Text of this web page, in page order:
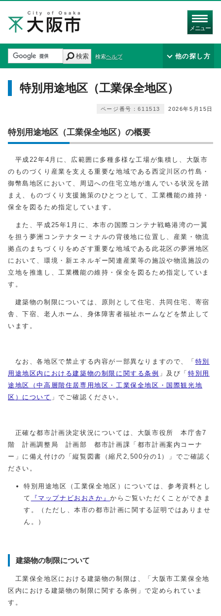
メニュー
検索 検索ヘルプ 他の探し方
特別用途地区（工業保全地区）
2026年5月15日
ページ番号：611513
特別用途地区（工業保全地区）の概要
平成22年4月に、広範囲に多種多様な工場が集積し、大阪市
のものづくり産業を支える重要な地域である西淀川区の竹島・
御幣島地区において、周辺への住宅立地が進んでいる状況を踏
まえ、ものづくり支援施策のひとつとして、工業機能の維持・
保全を図るため指定しています。
また、平成25年1月に、本市の国際コンテナ戦略港湾の一翼
を担う夢洲コンテナターミナルの背後地に位置し、産業・物流
拠点のまちづくりをめざす重要な地域である此花区の夢洲地区
において、環境・新エネルギー関連産業等の施設や物流施設の
立地を推進し、工業機能の維持・保全を図るため指定していま
す。
建築物の制限については、原則として住宅、共同住宅、寄宿
舎、下宿、老人ホーム、身体障害者福祉ホームなどを禁止して
います。
なお、各地区で禁止する内容が一部異なりますので、「 特別
用途地区内における建築物の制限に関する条例 」及び「特別用
途地区（中高層階住居専用地区・工業保全地区・国際観光地
区）について 」でご確認ください。
正確な都市計画決定状況については、大阪市役所 本庁舎7
階 計画調整局 計画部 都市計画課「都市計画案内コーナ
ー」に備え付けの「縦覧図書（縮尺2,500分の1）」でご確認く
ださい。
特別用途地区（工業保全地区）については、参考資料とし
て
『マップナビおおさか』からご覧いただくことができま
す。（ただし、本市の都市計画に関する証明ではありませ
ん。）
建築物の制限について
工業保全地区における建築物の制限は、「大阪市工業保全地
区内における建築物の制限に関する条例」で定められていま
す。